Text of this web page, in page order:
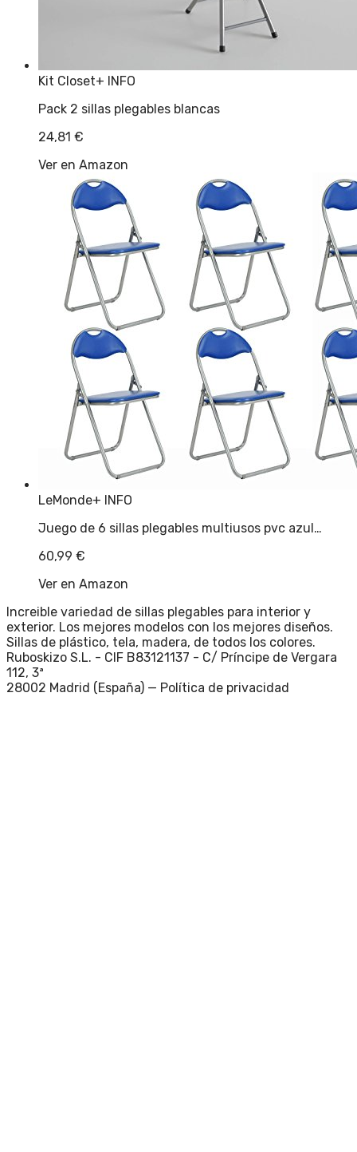
Kit Closet+ INFO
Pack 2 sillas plegables blancas
24,81 €
Ver en Amazon
LeMonde+ INFO
Juego de 6 sillas plegables multiusos pvc azul…
60,99 €
Ver en Amazon
Increible variedad de sillas plegables para interior y
exterior. Los mejores modelos con los mejores diseños.
Sillas de plástico, tela, madera, de todos los colores.
Ruboskizo S.L. - CIF B83121137 - C/ Príncipe de Vergara
112, 3ª
28002 Madrid (España) — Política de privacidad